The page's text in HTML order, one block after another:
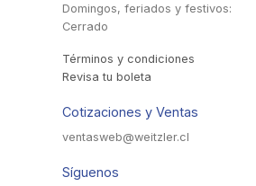
Domingos, feriados y festivos:
Cerrado
Términos y condiciones
Revisa tu boleta
Cotizaciones y Ventas
ventasweb@weitzler.cl
Síguenos